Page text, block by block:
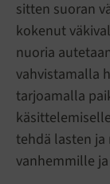
sitten suoran
kokenut
nuoria
vahvistamalla
tarjoamalla
tehdä lasten
vanhemmille